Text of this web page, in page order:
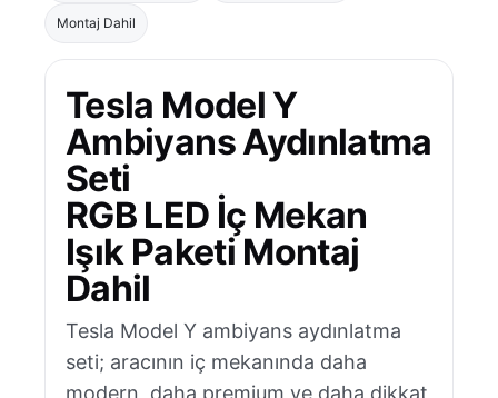
Montaj Dahil
Tesla Model Y
Ambiyans Aydınlatma
Seti
RGB LED İç Mekan
Işık Paketi Montaj
Dahil
Tesla Model Y ambiyans aydınlatma
seti; aracının iç mekanında daha
modern, daha premium ve daha dikkat